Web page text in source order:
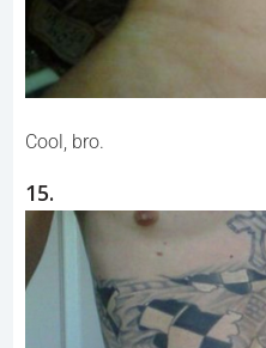
Cool, bro.
15.